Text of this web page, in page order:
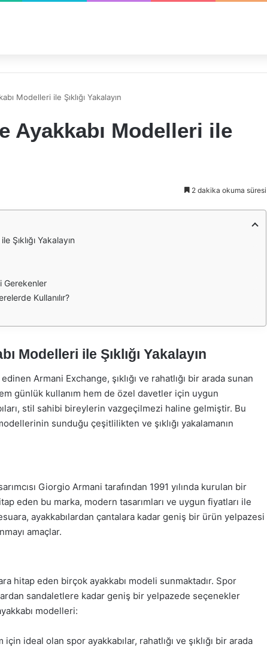
Modelleri ile Şıklığı Yakalayın
Ayakkabı Modelleri ile
2 dakika okuma süresi
Şıklığı Yakalayın
Gerekenler
Kullanılır?
Modelleri ile Şıklığı Yakalayın
Armani Exchange, şıklığı ve rahatlığı bir arada sunan
günlük kullanım hem de özel davetler için uygun
stil sahibi bireylerin vazgeçilmezi haline gelmiştir. Bu
sunduğu çeşitlilikten ve şıklığı yakalamanın
Giorgio Armani tarafından 1991 yılında kurulan bir
eden bu marka, modern tasarımları ve uygun fiyatları ile
ayakkabılardan çantalara kadar geniş bir ürün yelpazesi
amaçlar.
hitap eden birçok ayakkabı modeli sunmaktadır. Spor
sandaletlere kadar geniş bir yelpazede seçenekler
modelleri:
için ideal olan spor ayakkabılar, rahatlığı ve şıklığı bir arada